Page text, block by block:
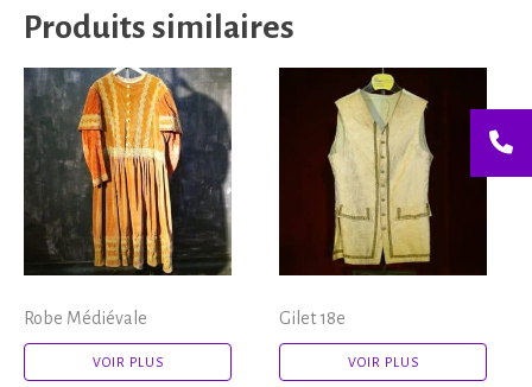
Produits similaires
Robe Médiévale
VOIR PLUS
Gilet 18e
VOIR PLUS